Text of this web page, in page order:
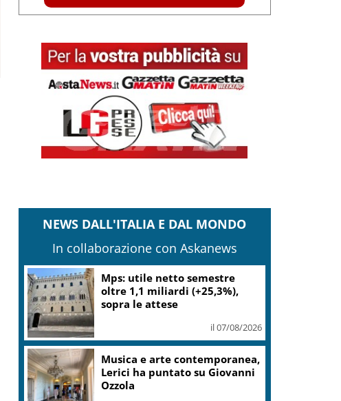
NEWS DALL'ITALIA E DAL MONDO
In collaborazione con Askanews
Bitdefender: popolarità de
L’Odissea usata per diffondere
malware
il 06/08/2026
Da Miami alla Costa Smeralda:
Twiga Porto Cervo ospita
E11EVEN